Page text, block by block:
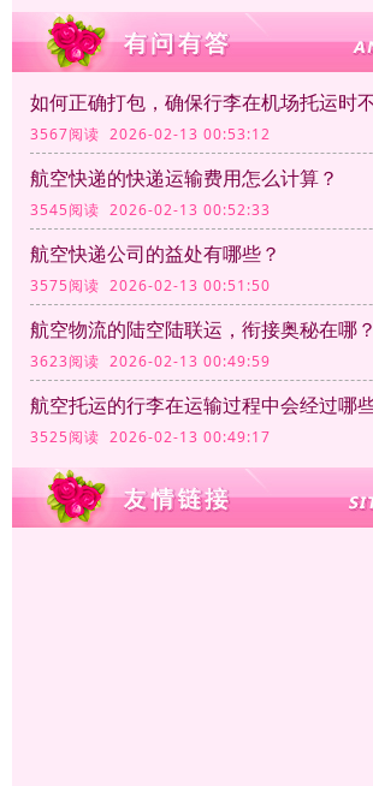
3567阅读 2026-02-13 00:53:12
航空快递的快递运输费用怎么计算？
3545阅读 2026-02-13 00:52:33
航空快递公司的益处有哪些？
3575阅读 2026-02-13 00:51:50
航空物流的陆空陆联运，衔接奥秘在哪？
3623阅读 2026-02-13 00:49:59
3525阅读 2026-02-13 00:49:17